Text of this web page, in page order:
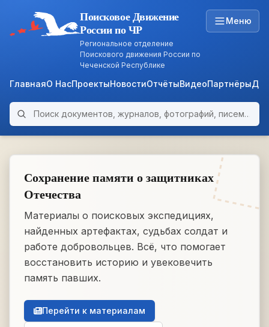
ARCHIVE
Поисковое Движение
России по ЧР
Региональное отделение
Поискового движения России по
Чеченской Республике
Меню
ГлавнаяО НасПроектыНовостиОтчётыВидеоПартнёры
Поиск по архиву
Сохранение памяти о защитниках
Отечества
Материалы о поисковых экспедициях,
найденных артефактах, судьбах солдат и
работе добровольцев. Всё, что помогает
восстановить историю и увековечить
память павших.
Перейти к материалам